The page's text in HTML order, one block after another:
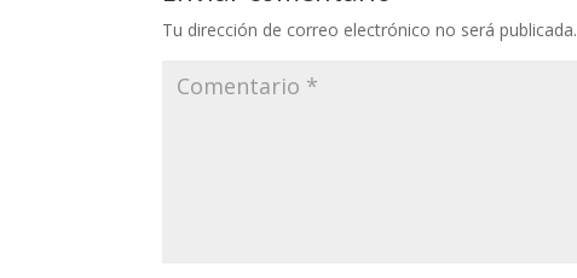
Tu dirección de correo electrónico no será publicada.